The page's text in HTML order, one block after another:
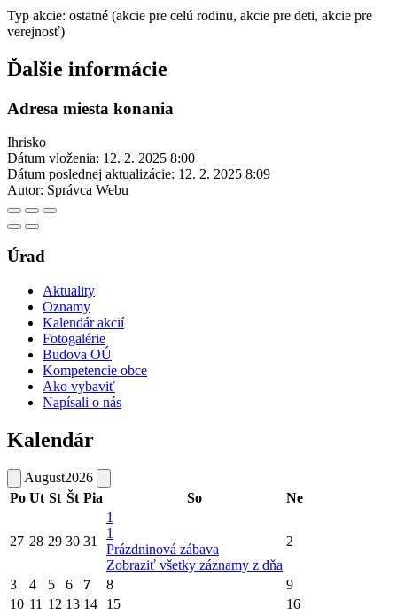
Typ akcie: ostatné (akcie pre celú rodinu, akcie pre deti, akcie pre
verejnosť)
Ďalšie informácie
Adresa miesta konania
Ihrisko
Dátum vloženia: 12. 2. 2025 8:00
Dátum poslednej aktualizácie: 12. 2. 2025 8:09
Autor: Správca Webu
Úrad
Aktuality
Oznamy
Kalendár akcií
Fotogalérie
Budova OÚ
Kompetencie obce
Ako vybaviť
Napísali o nás
Kalendár
August2026
Po Ut St Št Pia So Ne
27 28 29 30 31
1
1
Prázdninová zábava
Zobraziť všetky záznamy z dňa
2
3 4 5 6 7 8
9
10 11 12 13 14 15
16